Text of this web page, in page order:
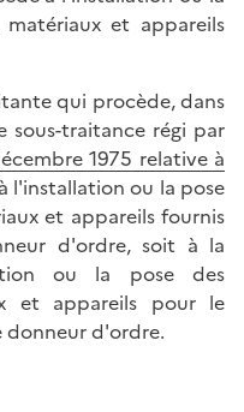
et appareils
qui procède, dans
traitance régi par
1975 relative à
l'installation ou la pose
et appareils fournis
d'ordre, soit à la
ou la pose des
et appareils pour le
d'ordre.